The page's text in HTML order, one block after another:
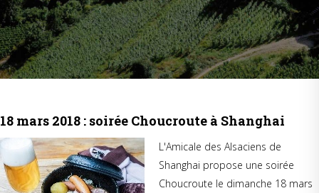
18 mars 2018 : soirée Choucroute à Shanghai
L'Amicale des Alsaciens de
Shanghai propose une soirée
Choucroute le dimanche 18 mars